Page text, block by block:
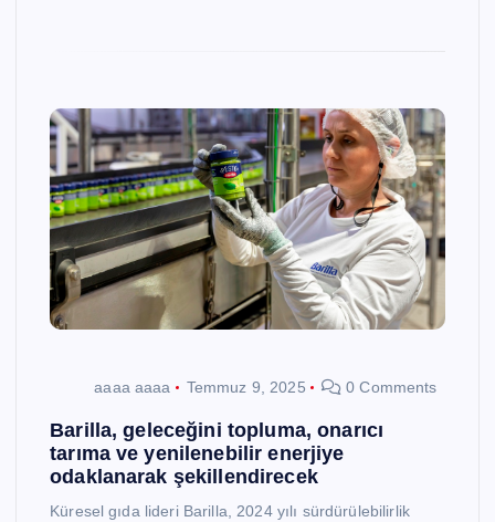
aaaa aaaa Temmuz 9, 2025 0 Comments
Barilla, geleceğini topluma, onarıcı
tarıma ve yenilenebilir enerjiye
odaklanarak şekillendirecek
Küresel gıda lideri Barilla, 2024 yılı sürdürülebilirlik